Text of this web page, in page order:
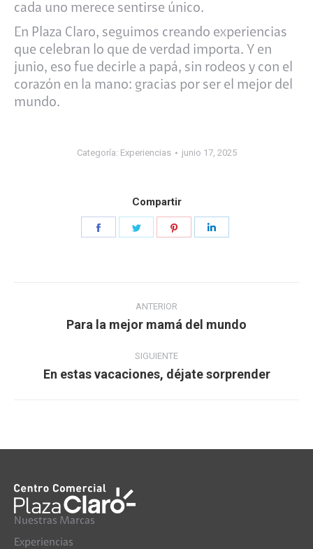
cada uno merece sentirse único.
En Plaza Claro, seguimos creando experiencias
que celebran lo que de verdad importa. Y en
junio, eso fue decirle a papá, sin rodeos y con el
corazón en la mano: gracias por ser el mejor del
mundo.
Categoría: Experiencias junio 17, 2025
Compartir
publicaciones
ANTERIOR
Publicación
Para la mejor mamá del mundo
SIGUIENTE
Publicación
En estas vacaciones, déjate sorprender
Nuestras Marcas
Experiencias